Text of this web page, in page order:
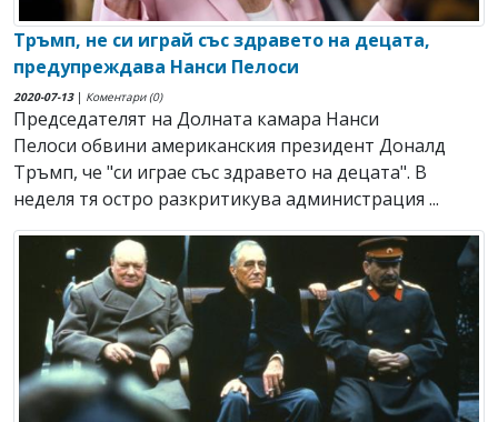
Тръмп, не си играй със здравето на децата,
предупреждава Нанси Пелоси
2020-07-13| Коментари (0)
Председателят на Долната камара Нанси
Пелоси обвини американския президент Доналд
Тръмп, че "си играе със здравето на децата". В
неделя тя остро разкритикува администрация ...